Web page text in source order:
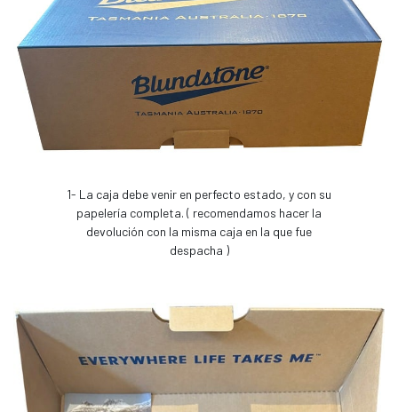
1- La caja debe venir en perfecto estado, y con su
papelería completa. ( recomendamos hacer la
devolución con la misma caja en la que fue
despacha )